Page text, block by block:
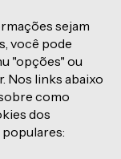
sejam
você pode
"opções" ou
Nos links abaixo
como
dos